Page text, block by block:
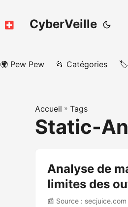
CyberVeille
🌍 Pew Pew 📂 Catégories 🏷️
Accueil » Tags
Static-
Analyse de
limites des
📰 Source :